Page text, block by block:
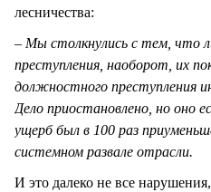
лесничества:
– Мы столкнулись с тем, что
преступления, наоборот, их
должностного
Дело приостановлено, но оно
ущерб был в 100 раз
системном развале отрасли.
И это далеко не все